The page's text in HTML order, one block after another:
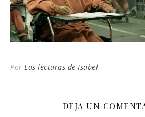
Por Las lecturas de Isabel
DEJA UN